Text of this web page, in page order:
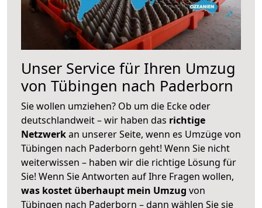
Unser Service für Ihren Umzug
von Tübingen nach Paderborn
Sie wollen umziehen? Ob um die Ecke oder
deutschlandweit – wir haben das richtige
Netzwerkan unserer Seite, wenn es Umzüge von
Tübingen nach Paderborn geht! Wenn Sie nicht
weiterwissen – haben wir die richtige Lösung für
Sie! Wenn Sie Antworten auf Ihre Fragen wollen,
was kostet überhaupt mein Umzug von
Tübingen nach Paderborn – dann wählen Sie sie